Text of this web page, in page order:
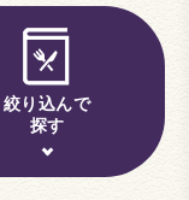
絞り込んで
探す